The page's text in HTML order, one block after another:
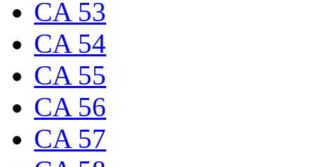
CA 53
CA 54
CA 55
CA 56
CA 57